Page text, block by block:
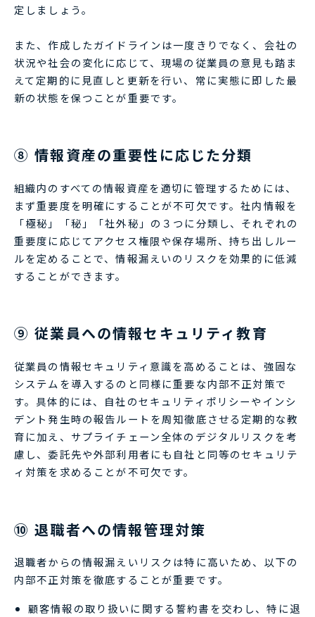
定しましょう。
また、作成したガイドラインは一度きりでなく、会社の
状況や社会の変化に応じて、現場の従業員の意見も踏ま
えて定期的に見直しと更新を行い、常に実態に即した最
新の状態を保つことが重要です。
⑧ 情報資産の重要性に応じた分類
組織内のすべての情報資産を適切に管理するためには、
まず重要度を明確にすることが不可欠です。社内情報を
「極秘」「秘」「社外秘」の３つに分類し、それぞれの
重要度に応じてアクセス権限や保存場所、持ち出しルー
ルを定めることで、情報漏えいのリスクを効果的に低減
することができます。
⑨ 従業員への情報セキュリティ教育
従業員の情報セキュリティ意識を高めることは、強固な
システムを導入するのと同様に重要な内部不正対策で
す。具体的には、自社のセキュリティポリシーやインシ
デント発生時の報告ルートを周知徹底させる定期的な教
育に加え、サプライチェーン全体のデジタルリスクを考
慮し、委託先や外部利用者にも自社と同等のセキュリテ
ィ対策を求めることが不可欠です。
⑩ 退職者への情報管理対策
退職者からの情報漏えいリスクは特に高いため、以下の
内部不正対策を徹底することが重要です。
顧客情報の取り扱いに関する誓約書を交わし、特に退